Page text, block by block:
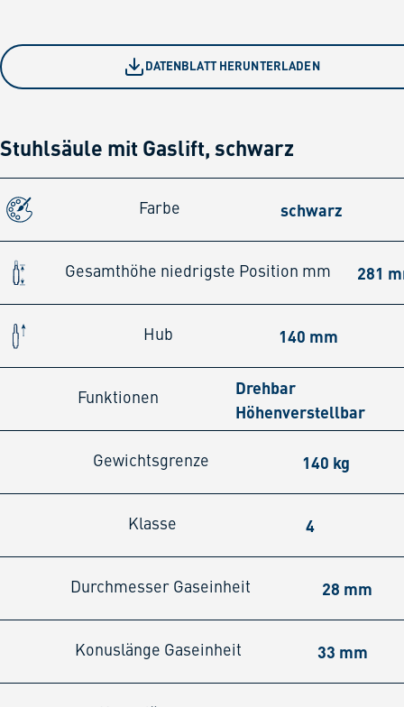
DATENBLATT HERUNTERLADEN
Stuhlsäule mit Gaslift, schwarz
Farbe schwarz
Gesamthöhe niedrigste Position mm 281
Hub 140 mm
Funktionen
Drehbar
Höhenverstellbar
Gewichtsgrenze 140 kg
Klasse 4
Durchmesser Gaseinheit 28 mm
Konuslänge Gaseinheit 33 mm